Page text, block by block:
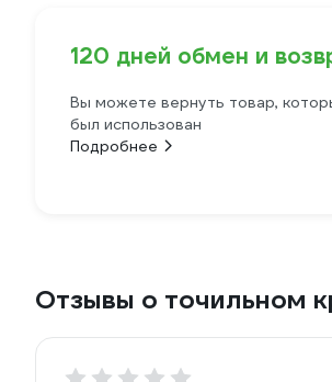
120 дней обмен и
Вы можете вернуть товар,
был использован
Подробнее
Отзывы о точильном